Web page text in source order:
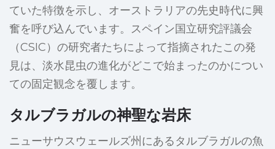
ていた特徴を示し、オーストラリアの先史時代に興
奮を呼び込んでいます。スペイン国立研究評議会
（CSIC）の研究者たちによって指摘されたこの発
見は、淡水昆虫の進化がどこで始まったのかについ
ての固定観念を覆します。
タルブラガルの神聖な岩床
ニューサウスウェールズ州にあるタルブラガルの魚